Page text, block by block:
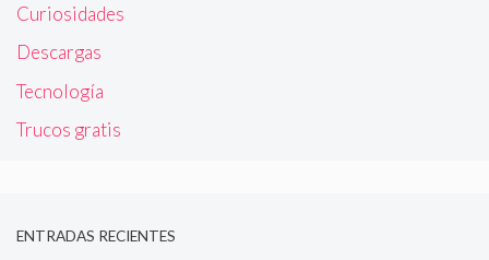
Curiosidades
Descargas
Tecnología
Trucos gratis
ENTRADAS RECIENTES